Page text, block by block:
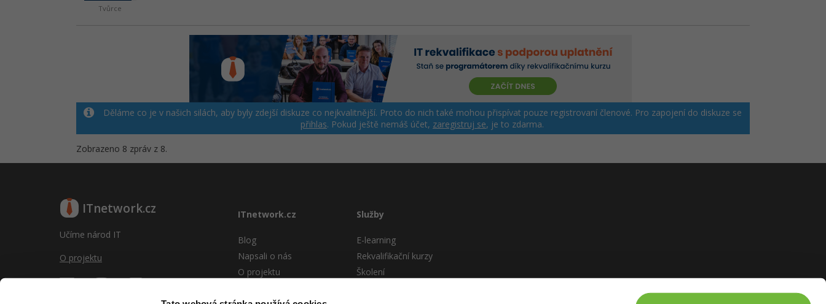
Tvůrce
Děláme co je v našich silách, aby byly zdejší diskuze co nejkvalitnější. Proto do nich také mohou přispívat pouze registrovaní členové. Pro zapojení do diskuze se
přihlas. Pokud ještě nemáš účet, zaregistruj se, je to zdarma.
Zobrazeno 8 zpráv z 8.
ITnetwork.cz
Učíme národ IT
O projektu
ITnetwork.cz
Blog
Napsali o nás
O projektu
Služby
E-learning
Rekvalifikační kurzy
Školení